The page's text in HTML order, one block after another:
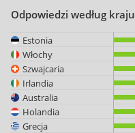
Odpowiedzi według kraju
Estonia
Włochy
Szwajcaria
Irlandia
Australia
Holandia
Grecja